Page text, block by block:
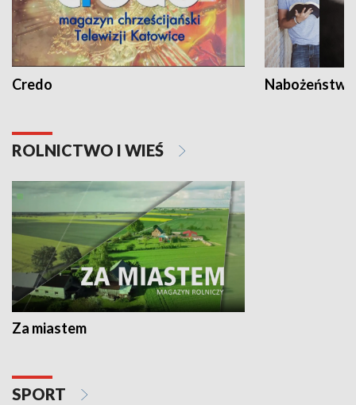
Credo
ROLNICTWO I WIEŚ
Za miastem
SPORT